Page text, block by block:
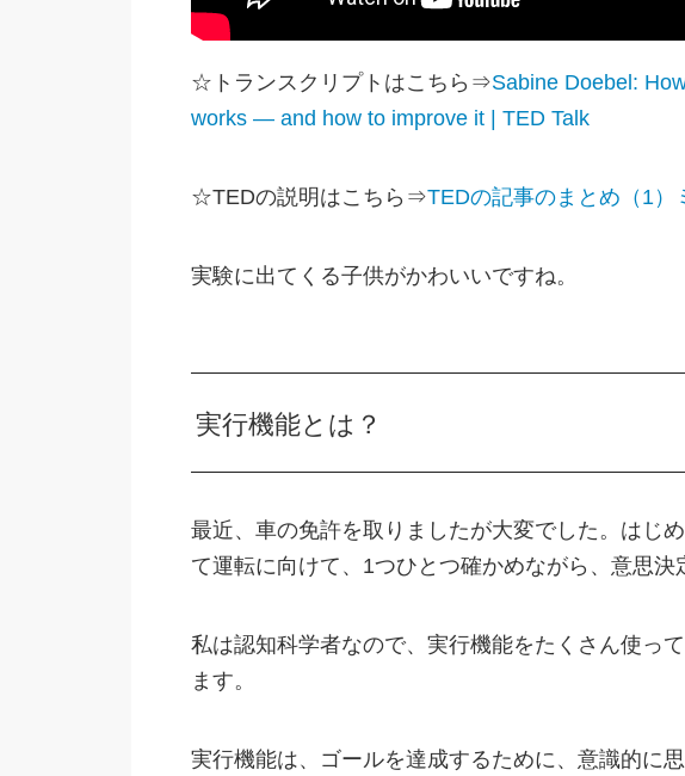
☆トランスクリプトはこちら⇒Sabine Doebel:
works — and how to improve it | TED Talk
☆TEDの説明はこちら⇒TEDの記事のまとめ（1）
実験に出てくる子供がかわいいですね。
実行機能とは？
最近、車の免許を取りましたが大変でした。はじ
て運転に向けて、1つひとつ確かめながら、意思決
私は認知科学者なので、実行機能をたくさん使っ
ます。
実行機能は、ゴールを達成するために、意識的に